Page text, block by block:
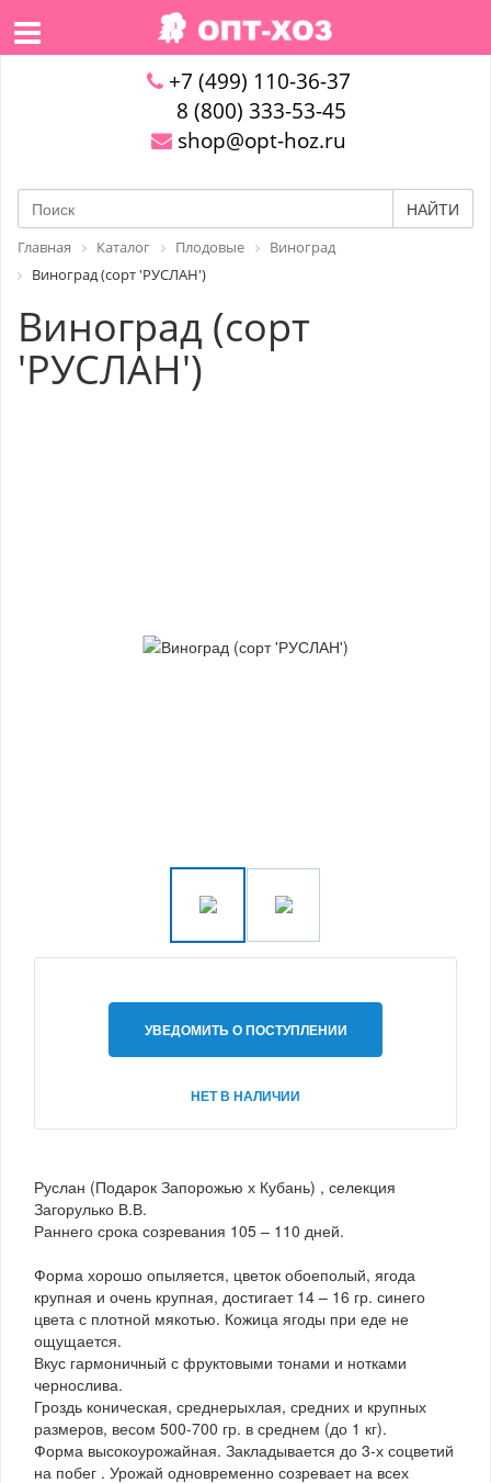
+7 (499) 110-36-37
8 (800) 333-53-45
shop@opt-hoz.ru
НАЙТИ
Главная Каталог Плодовые
Виноград
Виноград (сорт 'РУСЛАН')
Виноград (сорт
'РУСЛАН')
УВЕДОМИТЬ О ПОСТУПЛЕНИИ
НЕТ В НАЛИЧИИ
Руслан (Подарок Запорожью х Кубань) , селекция
Загорулько В.В.
Раннего срока созревания 105 – 110 дней.
Форма хорошо опыляется, цветок обоеполый, ягода
крупная и очень крупная, достигает 14 – 16 гр. синего
цвета с плотной мякотью. Кожица ягоды при еде не
ощущается.
Вкус гармоничный с фруктовыми тонами и нотками
чернослива.
Гроздь коническая, среднерыхлая, средних и крупных
размеров, весом 500-700 гр. в среднем (до 1 кг).
Форма высокоурожайная. Закладывается до 3-х соцветий
на побег . Урожай одновременно созревает на всех